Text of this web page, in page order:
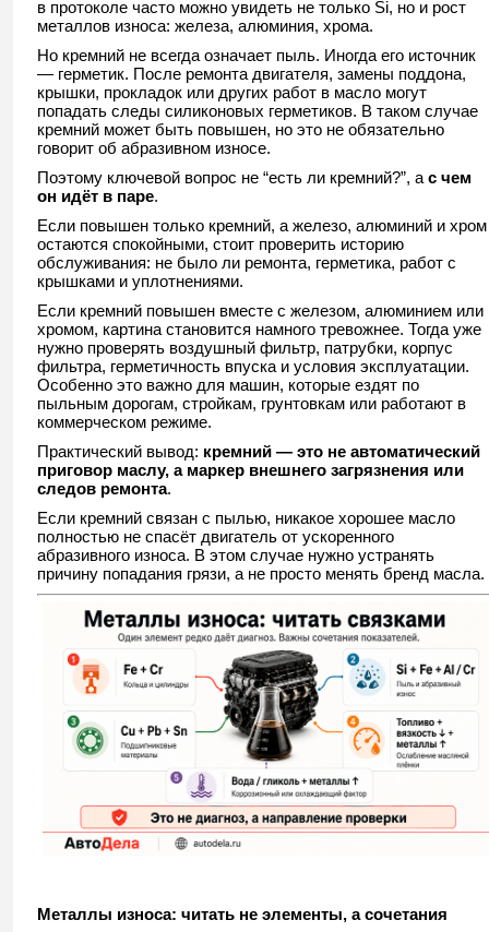
в протоколе часто можно увидеть не только Si, но и рост
металлов износа: железа, алюминия, хрома.
Но кремний не всегда означает пыль. Иногда его источник
— герметик. После ремонта двигателя, замены поддона,
крышки, прокладок или других работ в масло могут
попадать следы силиконовых герметиков. В таком случае
кремний может быть повышен, но это не обязательно
говорит об абразивном износе.
Поэтому ключевой вопрос не “есть ли кремний?”, а с чем
он идёт в паре.
Если повышен только кремний, а железо, алюминий и хром
остаются спокойными, стоит проверить историю
обслуживания: не было ли ремонта, герметика, работ с
крышками и уплотнениями.
Если кремний повышен вместе с железом, алюминием или
хромом, картина становится намного тревожнее. Тогда уже
нужно проверять воздушный фильтр, патрубки, корпус
фильтра, герметичность впуска и условия эксплуатации.
Особенно это важно для машин, которые ездят по
пыльным дорогам, стройкам, грунтовкам или работают в
коммерческом режиме.
Практический вывод: кремний — это не автоматический
приговор маслу, а маркер внешнего загрязнения или
следов ремонта.
Если кремний связан с пылью, никакое хорошее масло
полностью не спасёт двигатель от ускоренного
абразивного износа. В этом случае нужно устранять
причину попадания грязи, а не просто менять бренд масла.
Металлы износа: читать не элементы, а сочетания